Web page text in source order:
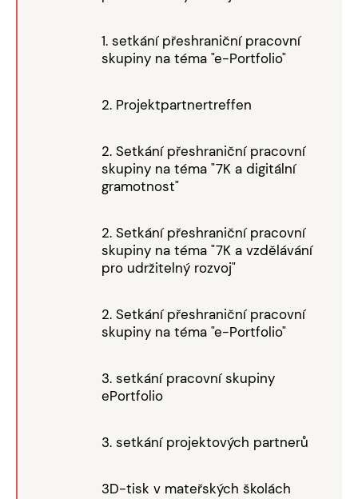
1. setkání přeshraniční pracovní
skupiny na téma "e-Portfolio"
2. Projektpartnertreffen
2. Setkání přeshraniční pracovní
skupiny na téma "7K a digitální
gramotnost"
2. Setkání přeshraniční pracovní
skupiny na téma "7K a vzdělávání
pro udržitelný rozvoj"
2. Setkání přeshraniční pracovní
skupiny na téma "e-Portfolio"
3. setkání pracovní skupiny
ePortfolio
3. setkání projektových partnerů
3D-tisk v mateřských školách